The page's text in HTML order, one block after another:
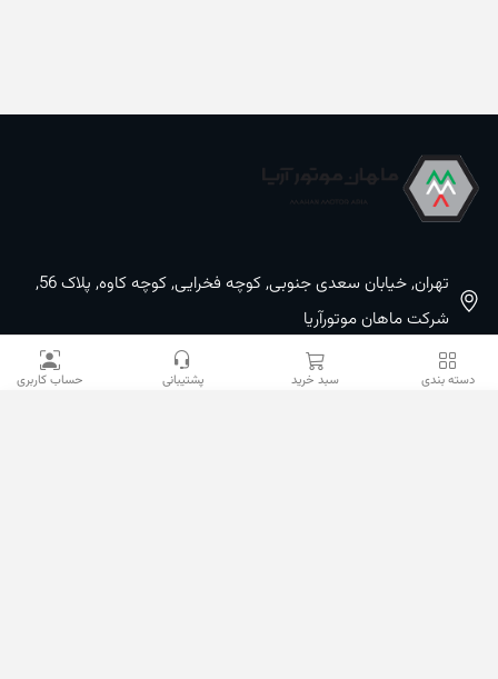
دسته بندی سبد خرید پشتیبانی حساب کاربری
تهران, خیابان سعدی جنوبی, کوچه فخرایی, کوچه کاوه, پلاک 56,
شرکت ماهان موتورآریا
09100533887 / 02133933400